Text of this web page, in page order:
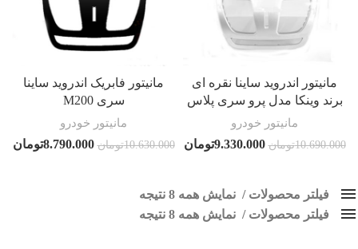
مانیتور اندروید ساینا نقره ای
برند وینکا مدل پرو سری پلاس
مانیتور خودرو
10.690.000تومان 9.330.000تومان
مانیتور فابریک اندروید ساینا
سری M200
مانیتور خودرو
10.630.000تومان 8.790.000تومان
فیلتر محصولات
نمایش همه 8 نتیجه
کلاس‌های حمل و نقل محصول
فیلتر محصولات نمایش همه 8 نتیجه